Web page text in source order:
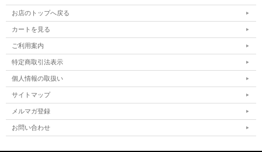
お店のトップへ戻る
カートを見る
ご利用案内
特定商取引法表示
個人情報の取扱い
サイトマップ
メルマガ登録
お問い合わせ